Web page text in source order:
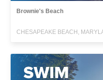
Brownie's Beach
CHESAPEAKE BEACH,